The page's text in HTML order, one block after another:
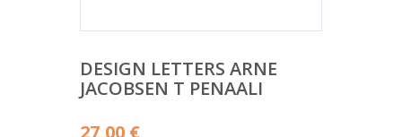
DESIGN LETTERS ARNE
JACOBSEN T PENAALI
27,00 €